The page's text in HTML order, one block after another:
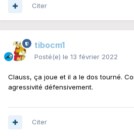
Citer
tibocm1
Posté(e) le 13 février 2022
Clauss, ça joue et il a le dos tourné.
agressivité défensivement.
Citer